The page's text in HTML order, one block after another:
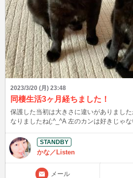
2023/3/20 (月) 23:48
同棲生活3ヶ月経ちました！
保護した当初は大きさに違いがありまし
なりましたね(;^_^A 左のカンは好きじゃないけど、抱っこ慣れてきま
に･･･。 余裕あれば、一緒にお花見。 右のトンは、カンの飯横取りし
たりコロコロおもちゃにしたり、布団に
くれますが･･･。 それでも、少しだけ抱っこさせてくれます。 まあ、
いいんですよ。 顔可愛いから、それ
かな／Listen
メール